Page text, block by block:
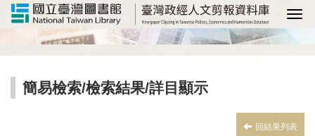
選
簡易檢索/檢索結果/詳目顯示
回結果列表